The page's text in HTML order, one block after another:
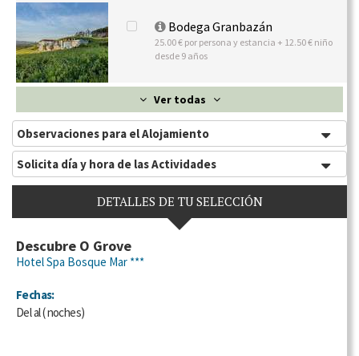
Bodega Granbazán
25.00 € por persona y estancia + 12.50 € niño
desde 9 años
Ver todas
Observaciones para el Alojamiento
Solicita día y hora de las Actividades
DETALLES DE TU SELECCIÓN
Descubre O Grove
Hotel Spa Bosque Mar ***
Fechas:
Delal(noches)